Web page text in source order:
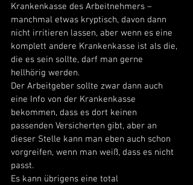
Krankenkasse des Arbeitnehmers –
manchmal etwas kryptisch, davon dann
nicht irritieren lassen, aber wenn es eine
komplett andere Krankenkasse ist als die,
die es sein sollte, darf man gerne
hellhörig werden.
Der Arbeitgeber sollte zwar dann auch
eine Info von der Krankenkasse
bekommen, dass es dort keinen
passenden Versicherten gibt, aber an
dieser Stelle kann man eben auch schon
vorgreifen, wenn man weiß, dass es nicht
passt.
Es kann übrigens eine total